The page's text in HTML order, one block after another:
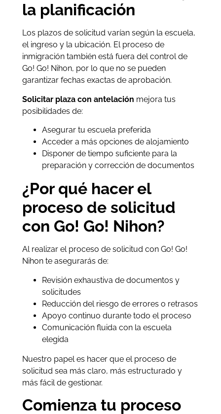
la planificación
Los plazos de solicitud varían según la escuela,
el ingreso y la ubicación. El proceso de
inmigración también está fuera del control de
Go! Go! Nihon, por lo que no se pueden
garantizar fechas exactas de aprobación.
Solicitar plaza con antelación mejora tus
posibilidades de:
Asegurar tu escuela preferida
Acceder a más opciones de alojamiento
Disponer de tiempo suficiente para la
preparación y corrección de documentos
¿Por qué hacer el
proceso de solicitud
con Go! Go! Nihon?
Al realizar el proceso de solicitud con Go! Go!
Nihon te asegurarás de:
Revisión exhaustiva de documentos y
solicitudes
Reducción del riesgo de errores o retrasos
Apoyo continuo durante todo el proceso
Comunicación fluida con la escuela
elegida
Nuestro papel es hacer que el proceso de
solicitud sea más claro, más estructurado y
más fácil de gestionar.
Comienza tu proceso